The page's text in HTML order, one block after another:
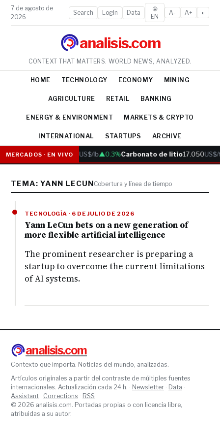
7 de agosto de
2026
Search LogIn Data
🌐
EN
A- A+ ◐
analisis.com
CONTEXT THAT MATTERS. WORLD NEWS, ANALYZED.
HOME TECHNOLOGY ECONOMY MINING
AGRICULTURE RETAIL BANKING
ENERGY & ENVIRONMENT MARKETS & CRYPTO
INTERNATIONAL STARTUPS ARCHIVE
MERCADOS · EN VIVO
Cobre6.05 US$/lb▲0.3%Carbonato de litio17.050US$/t
TEMA: YANN LECUNCobertura y línea de tiempo
TECNOLOGÍA · 6 DE JULIO DE 2026
Yann LeCun bets on a new generation of
more flexible artificial intelligence
The prominent researcher is preparing a
startup to overcome the current limitations
of AI systems.
analisis.com
Contexto que importa. Noticias del mundo, analizadas.
Artículos originales a partir del contraste de múltiples fuentes
internacionales. Actualización cada 24 h. · Newsletter · Data ·
Assistant · Corrections · RSS
© 2026 analisis.com. Portadas propias o con licencia libre,
atribuidas a su autor.